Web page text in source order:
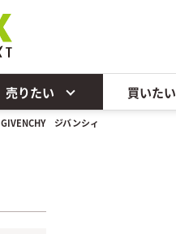
売りたい 買いたい
GIVENCHY ジバンシィ